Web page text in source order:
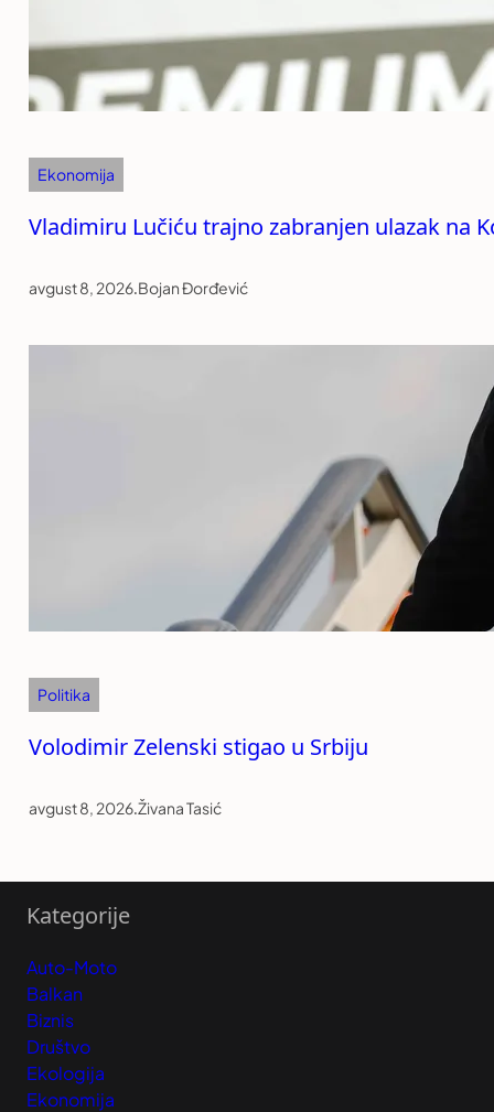
Ekonomija
Vladimiru Lučiću trajno zabranjen ulazak na
avgust 8, 2026.Bojan Đorđević
Politika
Volodimir Zelenski stigao u Srbiju
avgust 8, 2026.Živana Tasić
Kategorije
Auto-Moto
Balkan
Biznis
Društvo
Ekologija
Ekonomija